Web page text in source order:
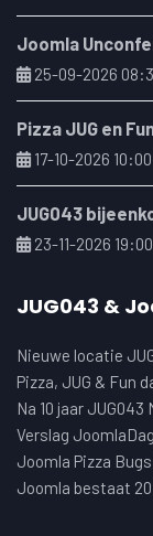
Joomla
25-09-2026
Pizza JUG en
17-10-2026 10:00
JUG043
23-11-2026 19:00
JUG043 &
Nieuwe locatie
Pizza, JUG & Fun
Na 10 jaar
Verslag
Joomla Pizza
Joomla bestaat